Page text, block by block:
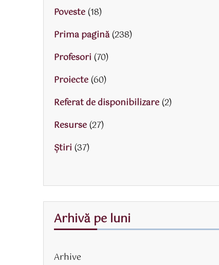
Poveste(18)
Prima pagină(238)
Profesori (70)
Proiecte(60)
Referat de disponibilizare(2)
Resurse(27)
Știri (37)
Arhivă pe luni
Arhive